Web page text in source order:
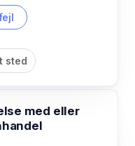
sted
med eller